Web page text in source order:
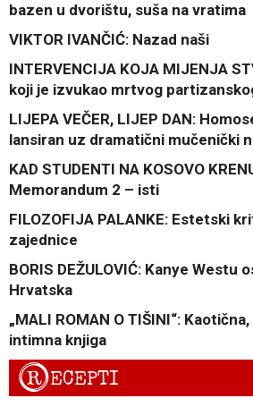
bazen u dvorištu, suša na vratima
VIKTOR IVANČIĆ: Nazad naši
INTERVENCIJA KOJA MIJENJA
koji je izvukao mrtvog
LIJEPA VEČER, LIJEP DAN:
lansiran uz dramatični mučenički
KAD STUDENTI NA KOSOVO
Memorandum 2 – isti
FILOZOFIJA PALANKE: Estetski
zajednice
BORIS DEŽULOVIĆ: Kanye Westu
Hrvatska
„MALI ROMAN O TIŠINI“:
intimna knjiga
RECEPTI